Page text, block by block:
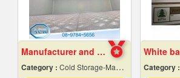
Manufacturer and installer of prefabricated cold r
Category : Cold Storage-Manufacturers & Installation Designer Category :